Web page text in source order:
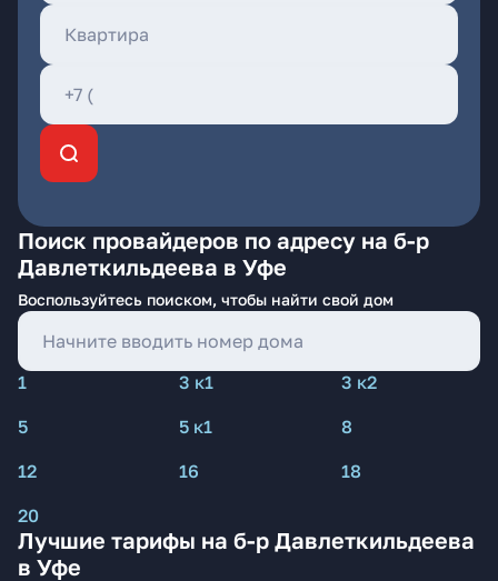
Поиск провайдеров по адресу на б-р
Давлеткильдеева в Уфе
Воспользуйтесь поиском, чтобы найти свой дом
1 3 к1
3 к2
5
5 к1
8
12
16
18
20
Лучшие тарифы на б-р Давлеткильдеева
в Уфе